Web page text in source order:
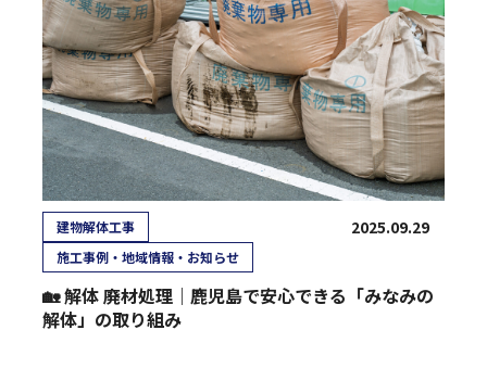
建物解体工事
施工事例・地域情報・お知らせ
2025.09.29
🏡 解体 廃材処理｜鹿児島で安心できる「みなみの
解体」の取り組み